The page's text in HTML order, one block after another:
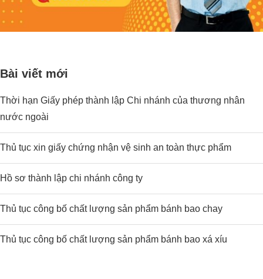
Bài viết mới
Thời hạn Giấy phép thành lập Chi nhánh của thương nhân
nước ngoài
Thủ tục xin giấy chứng nhận vệ sinh an toàn thực phẩm
Hồ sơ thành lập chi nhánh công ty
Thủ tục công bố chất lượng sản phẩm bánh bao chay
Thủ tục công bố chất lượng sản phẩm bánh bao xá xíu